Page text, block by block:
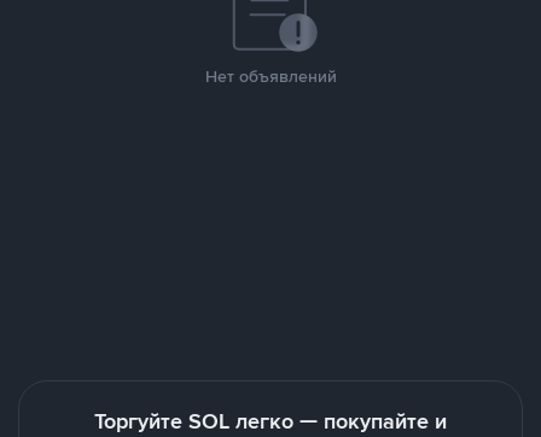
Нет объявлений
Торгуйте SOL легко — покупайте и